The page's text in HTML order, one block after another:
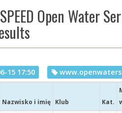
Open Water
15 17:50
Nazwisko i imię Klub Kat.